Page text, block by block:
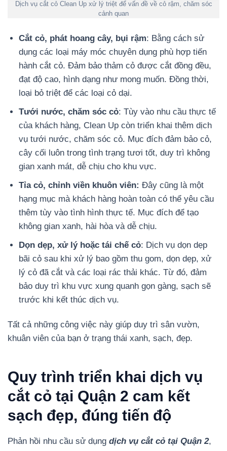
Dịch vụ cắt cỏ Clean Up xử lý triệt để vấn đề về cỏ rậm, chăm sóc
cảnh quan
Cắt cỏ, phát hoang cây, bụi rậm: Bằng cách sử
dụng các loại máy móc chuyên dụng phù hợp tiến
hành cắt cỏ. Đảm bảo thảm cỏ được cắt đồng đều,
đạt độ cao, hình dạng như mong muốn. Đồng thời,
loại bỏ triệt để các loại cỏ dại.
Tưới nước, chăm sóc cỏ: Tùy vào nhu cầu thực tế
của khách hàng, Clean Up còn triển khai thêm dịch
vụ tưới nước, chăm sóc cỏ. Mục đích đảm bảo cỏ,
cây cối luôn trong tình trạng tươi tốt, duy trì không
gian xanh mát, dễ chịu cho khu vực.
Tỉa cỏ, chỉnh viền khuôn viên: Đây cũng là một
hạng mục mà khách hàng hoàn toàn có thể yêu cầu
thêm tùy vào tình hình thực tế. Mục đích để tạo
không gian xanh, hài hòa và dễ chịu.
Dọn dẹp, xử lý hoặc tái chế cỏ: Dịch vụ dọn dẹp
bãi cỏ sau khi xử lý bao gồm thu gom, dọn dẹp, xử
lý cỏ đã cắt và các loại rác thải khác. Từ đó, đảm
bảo duy trì khu vực xung quanh gọn gàng, sạch sẽ
trước khi kết thúc dịch vụ.
Tất cả những công việc này giúp duy trì sân vườn,
khuân viên của bạn ở trạng thái xanh, sạch, đẹp.
Quy trình triển khai dịch vụ
cắt cỏ tại Quận 2 cam kết
sạch đẹp, đúng tiến độ
Phản hồi nhu cầu sử dụng dịch vụ cắt cỏ tại Quận 2,